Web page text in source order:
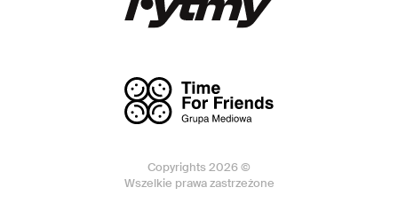
Copyrights 2026 ©
Wszelkie prawa zastrzeżone